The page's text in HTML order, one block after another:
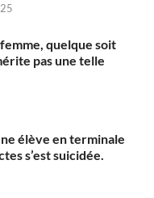
quelque soit
pas une telle
élève en terminale
s’est suicidée.